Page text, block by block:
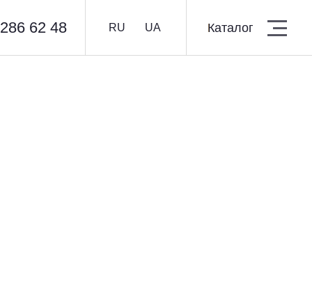
Каталог
Каталог
62 48 RU UA